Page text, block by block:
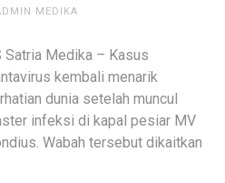
MEDIKA
Satria Medika – Kasus
kembali menarik
dunia setelah muncul
infeksi di kapal pesiar MV
Wabah tersebut dikaitkan